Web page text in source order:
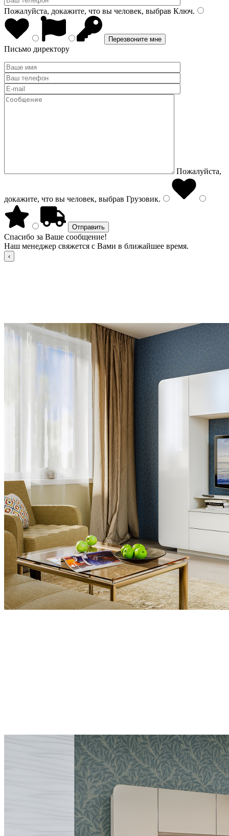
Пожалуйста, докажите, что вы человек, выбрав Ключ.
Письмо директору
Пожалуйста,
докажите, что вы человек, выбрав Грузовик.
Спасибо за Ваше сообщение!
Наш менеджер свяжется с Вами в ближайшее время.